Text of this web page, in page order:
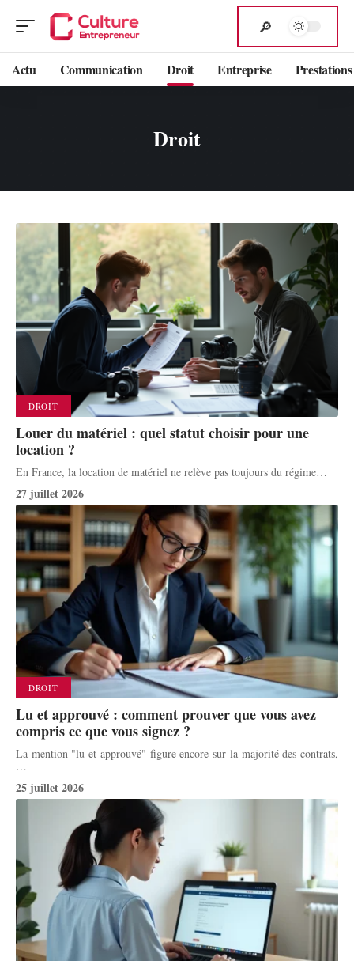
Actu Communication Droit Entreprise Prestations
Droit
DROIT
Louer du matériel : quel statut choisir pour une
location ?
En France, la location de matériel ne relève pas toujours du régime…
27 juillet 2026
DROIT
Lu et approuvé : comment prouver que vous avez
compris ce que vous signez ?
La mention "lu et approuvé" figure encore sur la majorité des contrats,
…
25 juillet 2026